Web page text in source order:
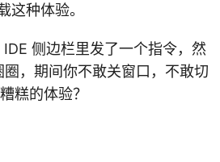
这种体验。
侧边栏里发了一个指令，然
，期间你不敢关窗口，不敢切
糕的体验？